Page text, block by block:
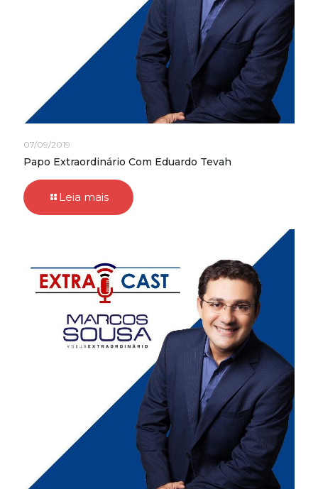
07/09/2019
Papo Extraordinário Com Eduardo Tevah
Leia mais